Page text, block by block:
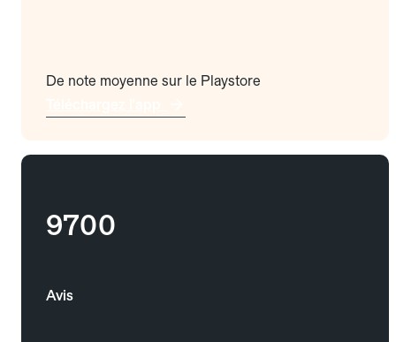
De note moyenne sur le Playstore
9700
Avis